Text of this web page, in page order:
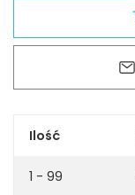
mAh
ładowarką
Ilość
1 - 99